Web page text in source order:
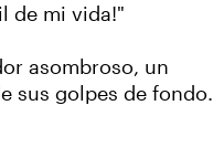
de mi vida!"
asombroso, un
sus golpes de fondo.